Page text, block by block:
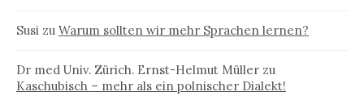
Susi zu Warum sollten wir mehr Sprachen lernen?
Dr med Univ. Zürich. Ernst-Helmut Müller zu
Kaschubisch – mehr als ein polnischer Dialekt!